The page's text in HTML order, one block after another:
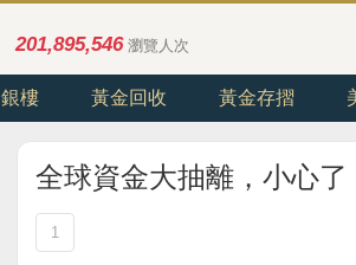
201,895,546 瀏覽人次
銀樓 黃金回收 黃金存摺
全球資金大抽離，小心了
1